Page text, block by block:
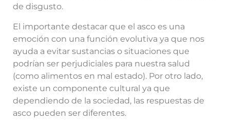
de disgusto.
El importante destacar que el asco es una
emoción con una función evolutiva ya que nos
ayuda a evitar sustancias o situaciones que
podrían ser perjudiciales para nuestra salud
(como alimentos en mal estado). Por otro lado,
existe un componente cultural ya que
dependiendo de la sociedad, las respuestas de
asco pueden ser diferentes.